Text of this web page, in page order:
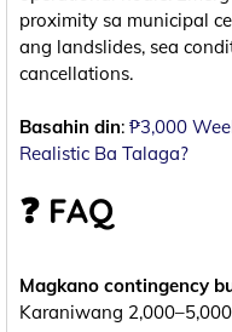
proximity sa municipal
ang landslides, sea
cancellations.
Basahin din: ₱3,000
Realistic Ba Talaga?
❓ FAQ
Magkano contingency
Karaniwang